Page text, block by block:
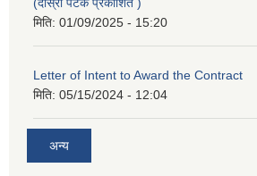
(दोस्रो पटक प्रकाशित )
मिति: 01/09/2025 - 15:20
Letter of Intent to Award the Contract
मिति: 05/15/2024 - 12:04
अन्य